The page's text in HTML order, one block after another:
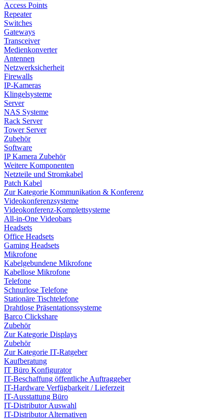
Access Points
Repeater
Switches
Gateways
Transceiver
Medienkonverter
Antennen
Netzwerksicherheit
Firewalls
IP-Kameras
Klingelsysteme
Server
NAS Systeme
Rack Server
Tower Server
Zubehör
Software
IP Kamera Zubehör
Weitere Komponenten
Netzteile und Stromkabel
Patch Kabel
Zur Kategorie Kommunikation & Konferenz
Videokonferenzsysteme
Videokonferenz-Komplettsysteme
All-in-One Videobars
Headsets
Office Headsets
Gaming Headsets
Mikrofone
Kabelgebundene Mikrofone
Kabellose Mikrofone
Telefone
Schnurlose Telefone
Stationäre Tischtelefone
Drahtlose Präsentationssysteme
Barco Clickshare
Zubehör
Zur Kategorie Displays
Zubehör
Zur Kategorie IT-Ratgeber
Kaufberatung
IT Büro Konfigurator
IT-Beschaffung öffentliche Auftraggeber
IT-Hardware Verfügbarkeit / Lieferzeit
IT-Ausstattung Büro
IT-Distributor Auswahl
IT-Distributor Alternativen